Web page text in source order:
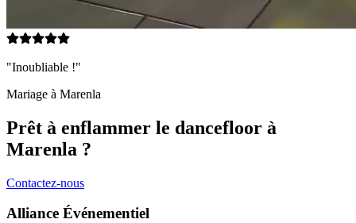
"Inoubliable !"
Mariage à Marenla
Prêt à enflammer le dancefloor à
Marenla ?
Contactez-nous
Alliance Événementiel